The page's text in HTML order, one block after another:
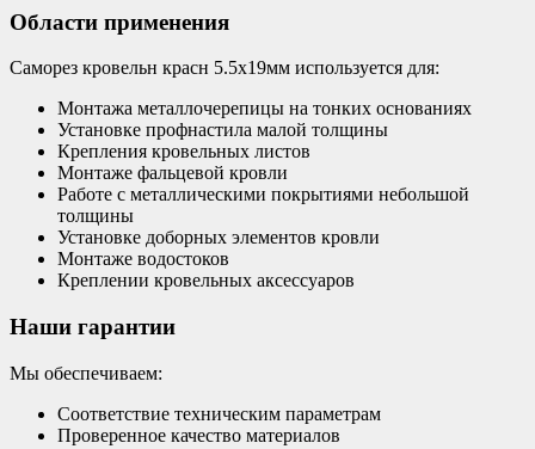
Области применения
Саморез кровельн красн 5.5х19мм используется для:
Монтажа металлочерепицы на тонких основаниях
Установке профнастила малой толщины
Крепления кровельных листов
Монтаже фальцевой кровли
Работе с металлическими покрытиями небольшой
толщины
Установке доборных элементов кровли
Монтаже водостоков
Креплении кровельных аксессуаров
Наши гарантии
Мы обеспечиваем:
Соответствие техническим параметрам
Проверенное качество материалов